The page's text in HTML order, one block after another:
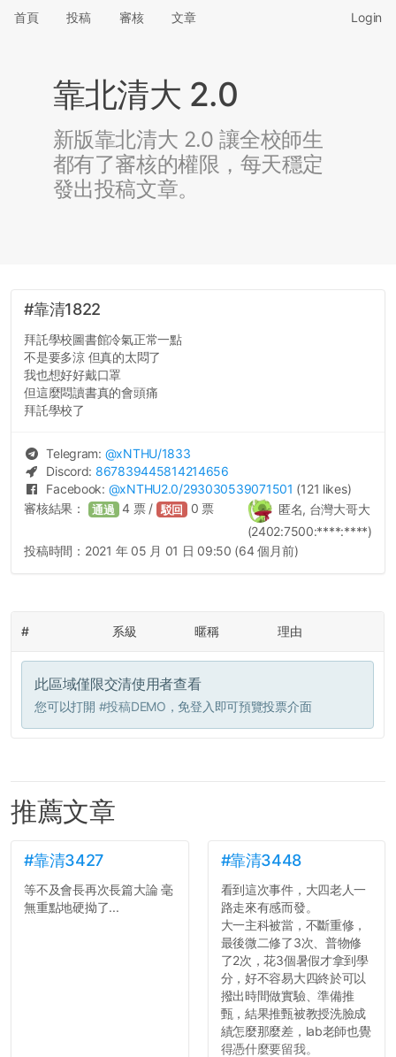
首頁 投稿 審核 文章 Login
靠北清大 2.0
新版靠北清大 2.0 讓全校師生
都有了審核的權限，每天穩定
發出投稿文章。
#靠清1822
拜託學校圖書館冷氣正常一點
不是要多涼 但真的太悶了
我也想好好戴口罩
但這麼悶讀書真的會頭痛
拜託學校了
Telegram: @xNTHU/1833
Discord: 867839445814214656
Facebook: @xNTHU2.0/293030539071501 (121 likes)
匿名, 台灣大哥大
(2402:7500:****:****)
審核結果： 通過 4 票 / 駁回 0 票
投稿時間： 2021 年 05 月 01 日 09:50 (64 個月前)
# 系級 暱稱 理由
此區域僅限交清使用者查看
您可以打開 #投稿DEMO ，免登入即可預覽投票介面
推薦文章
#靠清3427
等不及會長再次長篇大論 毫
無重點地硬拗了...
#靠清3448
看到這次事件，大四老人一
路走來有感而發。
大一主科被當，不斷重修，
最後微二修了3次、普物修
了2次，花3個暑假才拿到學
分，好不容易大四終於可以
撥出時間做實驗、準備推
甄，結果推甄被教授洗臉成
績怎麼那麼差，lab老師也覺
得憑什麼要留我。